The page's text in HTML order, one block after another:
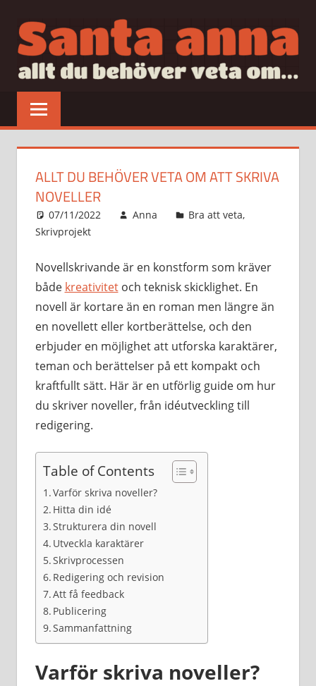
innehåll
allt
veta
ALLT DU BEHÖVER VETA OM ATT SKRIVA
NOVELLER
07/11/2022 Anna Bra att veta,
Skrivprojekt
Novellskrivande är en konstform som kräver
både kreativitetoch teknisk skicklighet. En
novell är kortare än en roman men längre än
en novellett eller kortberättelse, och den
erbjuder en möjlighet att utforska karaktärer,
teman och berättelser på ett kompakt och
kraftfullt sätt. Här är en utförlig guide om hur
du skriver noveller, från idéutveckling till
redigering.
Table of Contents
Varför skriva noveller?
Hitta din idé
Strukturera din novell
Utveckla karaktärer
Skrivprocessen
Redigering och revision
Att få feedback
Publicering
Sammanfattning
Varför skriva noveller?